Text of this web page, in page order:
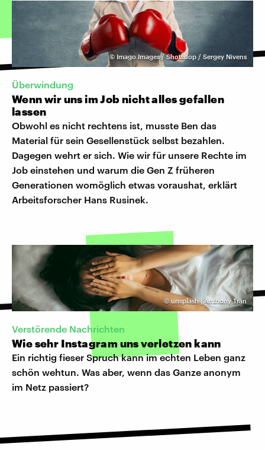
© Imago Images / Shotshop / Sergey Nivens
Überwindung
Wenn wir uns im Job nicht alles gefallen
lassen
Obwohl es nicht rechtens ist, musste Ben das
Material für sein Gesellenstück selbst bezahlen.
Dagegen wehrt er sich. Wie wir für unsere Rechte im
Job einstehen und warum die Gen Z früheren
Generationen womöglich etwas voraushat, erklärt
Arbeitsforscher Hans Rusinek.
©unsplash | Anthony Tran
Verstörende Nachrichten
Wie sehr Instagram uns verletzen kann
Ein richtig fieser Spruch kann im echten Leben ganz
schön wehtun. Was aber, wenn das Ganze anonym
im Netz passiert?